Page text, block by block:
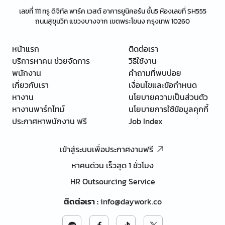
เลขที่ 111 ทรู ดิจิทัล พาร์ค เวสต์ อาคารยูนิคอร์น ชั้น5 ห้องเลขที่ SH555
ถนนสุขุมวิท แขวงบางจาก เขตพระโขนง กรุงเทพ 10260
หน้าแรก
บริการหาคน ช่วยจัดการ
พนักงาน
เกี่ยวกับเรา
หางาน
หางานพาร์ทไทม์
ประกาศหาพนักงาน ฟรี
ติดต่อเรา
วิธีใช้งาน
คำถามที่พบบ่อย
เงื่อนไขและข้อกำหนด
นโยบายความเป็นส่วนตัว
นโยบายการใช้ข้อมูลคุกกี้
Job Index
เข้าสู่ระบบเพื่อประกาศงานฟรี
หาคนด่วน เร็วสุด 1 ชั่วโมง
HR Outsourcing Service
ติดต่อเรา:info@daywork.co